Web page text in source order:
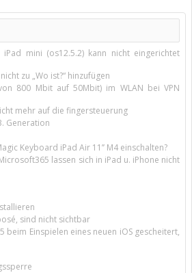
mini (os12.5.2) kann nicht eingerichtet
zu „Wo ist?“ hinzufügen
800 Mbit auf 50Mbit) im WLAN bei VPN
mehr auf die fingersteuerung
Generation
Keyboard iPad Air 11’’ M4 einschalten?
lassen sich in iPad u. iPhone nicht
sind nicht sichtbar
beim Einspielen eines neuen iOS gescheitert,